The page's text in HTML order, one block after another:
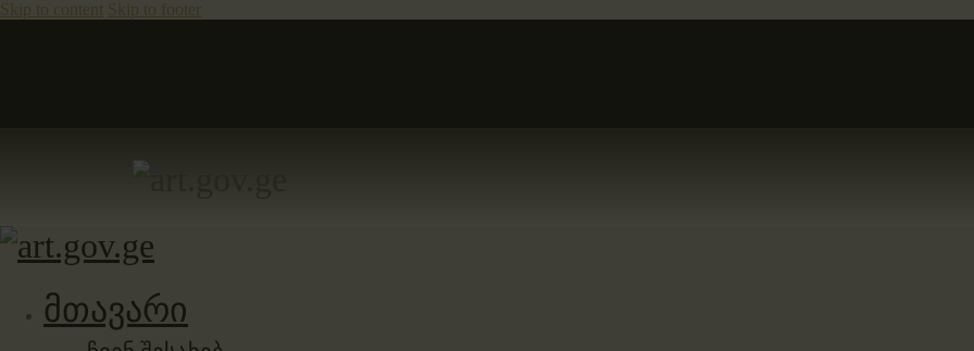
Skip to content Skip to footer
მთავარი